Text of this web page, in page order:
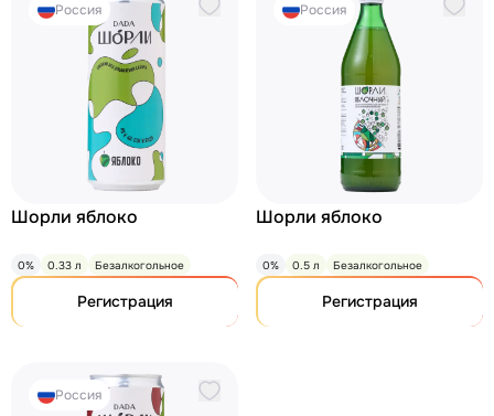
Россия
Шорли яблоко
0% 0.33 л Безалкогольное
Регистрация
Россия
Шорли яблоко
0% 0.5 л Безалкогольное
Регистрация
Россия